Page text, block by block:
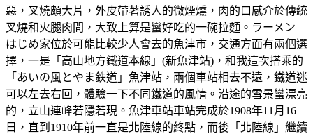
惡，叉燒頗大片，外皮帶著誘人的微煙燻，肉的口感介於傳統
叉燒和火腿肉間，大致上算是蠻好吃的一碗拉麵。ラーメン
はじめ家位於可能比較少人會去的魚津市，交通方面有兩個選
擇，一是「高山地方鐵道本線」(新魚津站)，和我這次搭乘的
「あいの風とやま鉄道」魚津站，兩個車站相去不遠，鐵道迷
可以左去右回，體驗一下不同鐵道的風情。沿途的雪景蠻漂亮
的，立山連峰若隱若現。魚津車站車站完成於1908年11月16
日，直到1910年前一直是北陸線的終點，而後「北陸線」繼續